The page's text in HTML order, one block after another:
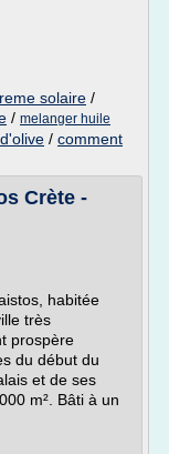
solaire /
/ melanger huile
/ comment
Crète -
habitée
très
prospère
du début du
et de ses
m². Bâti à un